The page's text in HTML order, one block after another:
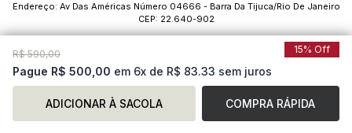
R$ 590,00
Pague R$ 500,00 em 6x de R$ 83.33 sem juros
15% Off
ADICIONAR À SACOLA COMPRA RÁPIDA
Endereço: Av Das Américas Número 04666 - Barra Da Tijuca/Rio De Janeiro
CEP: 22.640-902